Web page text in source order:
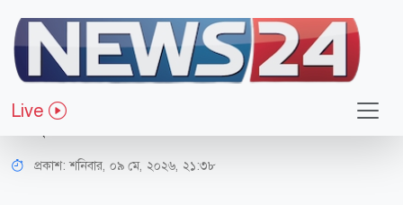
Live
আন্তর্জাতিক
বিজয়কে শপথবঞ্চিত করতে ‌‘গুপ্ত’ পথ
অনুসরণ করেছিল বিজেপি
প্রকাশ:শনিবার, ০৯ মে, ২০২৬, ২১:৩৮